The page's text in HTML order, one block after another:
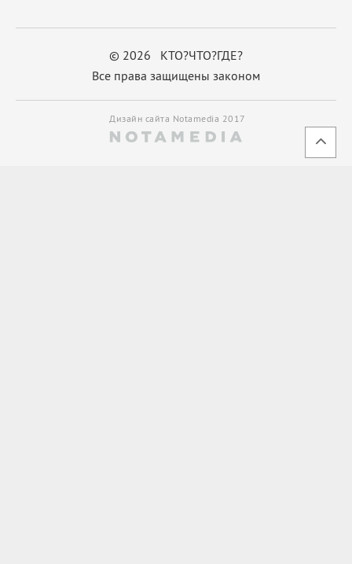
© 2026 КТО?ЧТО?ГДЕ?
Все права защищены законом
Дизайн сайта Notamedia 2017